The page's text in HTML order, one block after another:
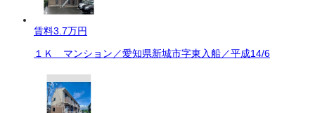
賃料3.7万円
１Ｋ マンション／愛知県新城市字東入船／平成14/6